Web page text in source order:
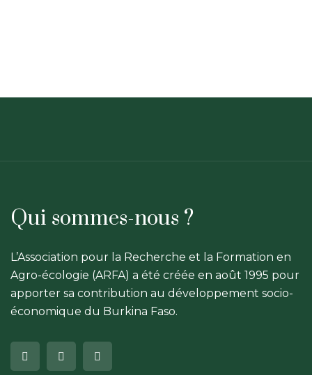
Qui sommes-nous ?
L’Association pour la Recherche et la Formation en
Agro-écologie (ARFA) a été créée en août 1995 pour
apporter sa contribution au développement socio-
économique du Burkina Faso.